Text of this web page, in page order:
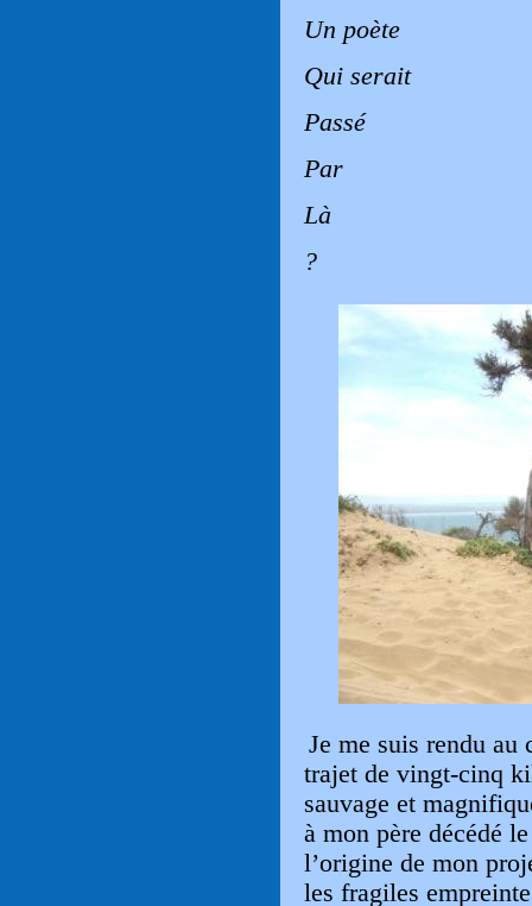
Un poète
Qui serait
Passé
Par
Là
?
Je me suis rendu
trajet de vingt-cinq
sauvage et
à mon père décédé
l’origine de mon
les fragiles